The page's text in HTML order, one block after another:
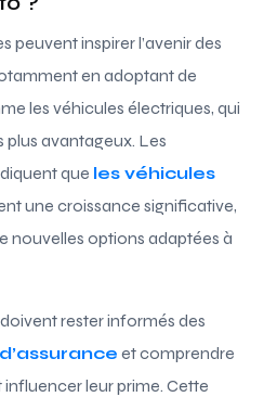
peuvent inspirer l’avenir des
en adoptant de
les véhicules électriques, qui
avantageux. Les
que les véhicules
une croissance significative,
nouvelles options adaptées à
rester informés des
et comprendre
leur prime. Cette